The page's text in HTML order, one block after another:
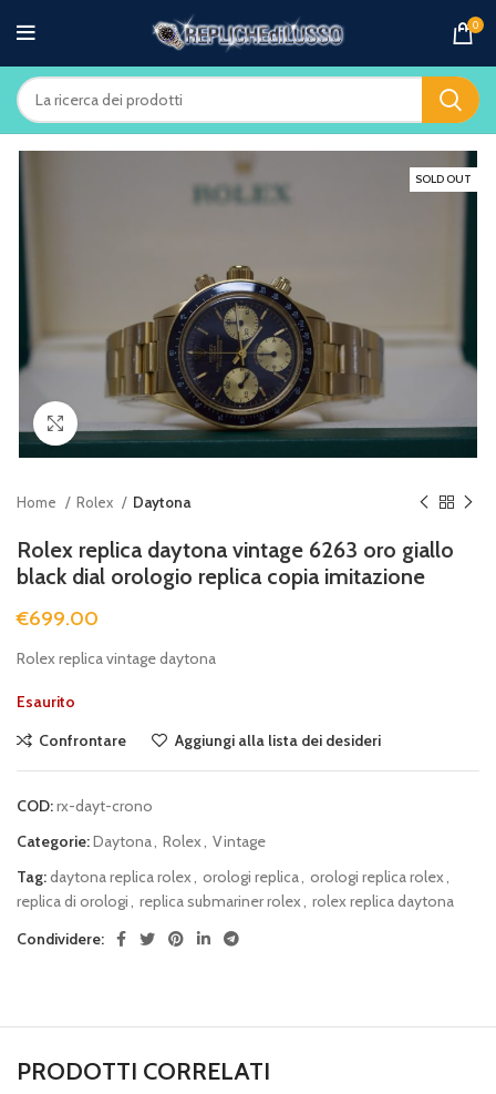
0
SOLD OUT
Clicca per ingrandire
Home Rolex Daytona
Rolex replica daytona vintage 6263 oro giallo
black dial orologio replica copia imitazione
€699.00
Rolex replica vintage daytona
Esaurito
Confrontare
Aggiungi alla lista dei desideri
COD:rx-dayt-crono
Categorie:Daytona, Rolex, Vintage
Tag:daytona replica rolex, orologi replica, orologi replica rolex,
replica di orologi, replica submariner rolex, rolex replica daytona
Condividere:
PRODOTTI CORRELATI